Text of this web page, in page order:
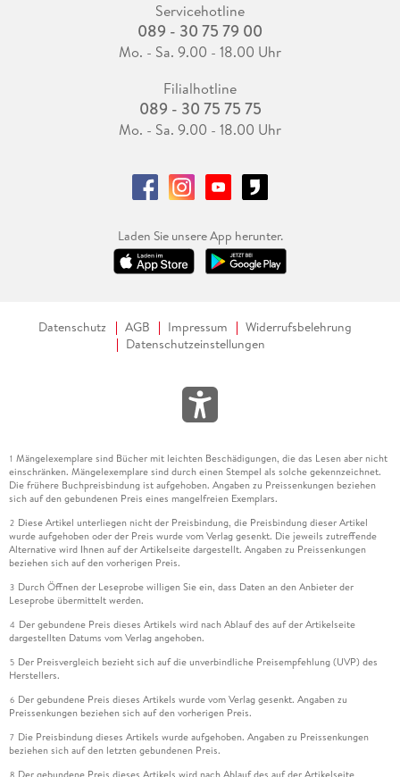
Servicehotline
089 - 30 75 79 00
Mo. - Sa. 9.00 - 18.00 Uhr
Filialhotline
089 - 30 75 75 75
Mo. - Sa. 9.00 - 18.00 Uhr
Laden Sie unsere App herunter.
Datenschutz AGB Impressum
Widerrufsbelehrung
Datenschutzeinstellungen
1 Mängelexemplare sind Bücher mit leichten Beschädigungen, die das Lesen aber nicht
einschränken. Mängelexemplare sind durch einen Stempel als solche gekennzeichnet.
Die frühere Buchpreisbindung ist aufgehoben. Angaben zu Preissenkungen beziehen
sich auf den gebundenen Preis eines mangelfreien Exemplars.
2 Diese Artikel unterliegen nicht der Preisbindung, die Preisbindung dieser Artikel
wurde aufgehoben oder der Preis wurde vom Verlag gesenkt. Die jeweils zutreffende
Alternative wird Ihnen auf der Artikelseite dargestellt. Angaben zu Preissenkungen
beziehen sich auf den vorherigen Preis.
3 Durch Öffnen der Leseprobe willigen Sie ein, dass Daten an den Anbieter der
Leseprobe übermittelt werden.
4 Der gebundene Preis dieses Artikels wird nach Ablauf des auf der Artikelseite
dargestellten Datums vom Verlag angehoben.
5 Der Preisvergleich bezieht sich auf die unverbindliche Preisempfehlung (UVP) des
Herstellers.
6 Der gebundene Preis dieses Artikels wurde vom Verlag gesenkt. Angaben zu
Preissenkungen beziehen sich auf den vorherigen Preis.
7 Die Preisbindung dieses Artikels wurde aufgehoben. Angaben zu Preissenkungen
beziehen sich auf den letzten gebundenen Preis.
8 Der gebundene Preis dieses Artikels wird nach Ablauf des auf der Artikelseite